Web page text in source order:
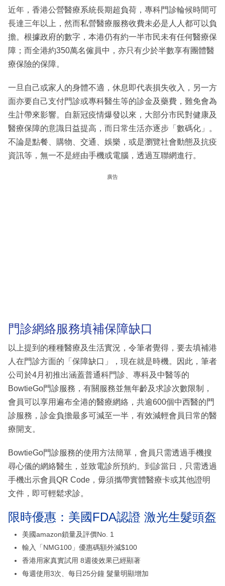
近年，香港公營醫療系統長期超負荷，專科門診輪候時間可
長達三年以上，然而私營醫療服務收費未必是人人都可以負
擔。根據政府的數字，本港仍有約一半市民未有任何醫療保
障；而全港約350萬名僱員中，亦只有少於半數享有團體醫
療保險的保障。
一旦自己或家人的身體不適，休息即代表損失收入，另一方
面亦要自己支付門診或專科醫生等的診金及藥費，難免會為
生計帶來影響。自新冠疫情爆發以來，大部分市民對健康及
醫療保障的意識日益提高，而日常生活亦逐步「數碼化」。
不論是點餐、購物、交通、娛樂，或是瀏覽社會動態及抗疫
資訊等，無一不是經由手機或電腦，透過互聯網進行。
廣告
門診網絡服務填補保障缺口
以上提到的種種醫療及生活實況，令筆者覺得，要去填補港
人在門診方面的「保障缺口」，現在就是時機。因此，筆者
公司於4月初推出涵蓋普通科門診、專科及中醫等的
BowtieGo門診服務，有關服務並無年齡及求診次數限制，
會員可以享用遍布全港的醫療網絡，共逾600個中西醫的門
診服務，診金負擔最多可減至一半，有效減輕會員日常的醫
療開支。
BowtieGo門診服務的使用方法簡單，會員只需透過手機搜
尋心儀的網絡醫生，並致電診所預約。到診當日，只需透過
手機出示會員QR Code，毋須攜帶實體醫療卡或其他證明
文件，即可輕鬆求診。
限時優惠：美國FDA認證 激光生髮頭盔
美國amazon鎖量及評價No. 1
輸入「NMG100」優惠碼額外減$100
香港用家真實試用 8週後效果已經顯著
每週使用3次、每日25分鐘 髮量明顯增加